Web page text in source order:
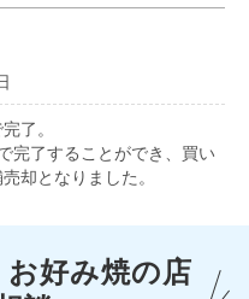
了。
完了することができ、買い
却となりました。
好み焼の店